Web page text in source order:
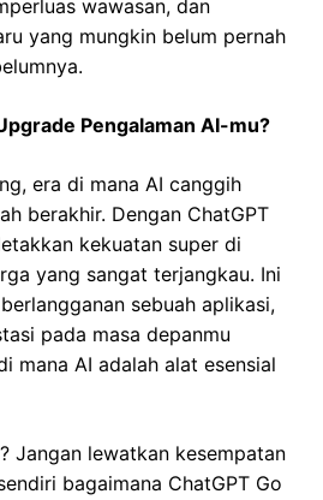
wawasan, dan
yang mungkin belum pernah
Pengalaman AI-mu?
era di mana AI canggih
berakhir. Dengan ChatGPT
kekuatan super di
yang sangat terjangkau. Ini
sebuah aplikasi,
pada masa depanmu
mana AI adalah alat esensial
Jangan lewatkan kesempatan
bagaimana ChatGPT Go